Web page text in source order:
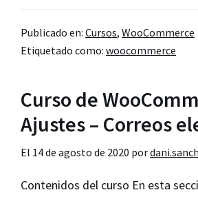
WooCommerce
–
Ajustes
–
Publicado en: Cursos, WooCommerce
Etiquetado como: woocommerce
Curso de
Ajustes – Correos
El 14 de agosto de 2020 por
Contenidos del curso En esta